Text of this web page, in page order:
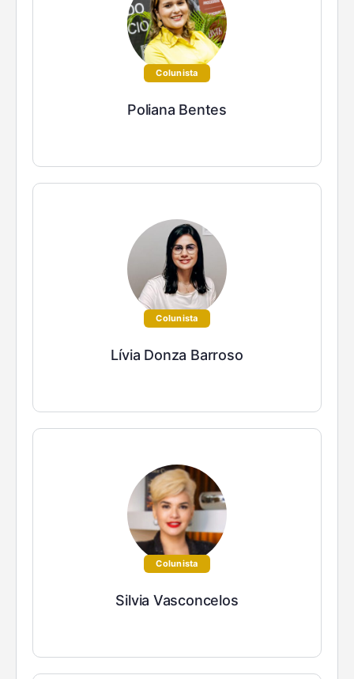
Colunista
Poliana Bentes
Colunista
Lívia Donza Barroso
Colunista
Silvia Vasconcelos